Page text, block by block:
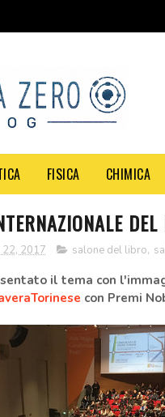
FISICA CHIMICA
2017 salone del libro,
il tema con
con Premi